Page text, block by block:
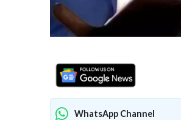
WhatsApp Channel